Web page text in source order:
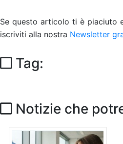
Se questo articolo ti è piaciuto
iscriviti alla nostra Newsletter
Tag:
Notizie che